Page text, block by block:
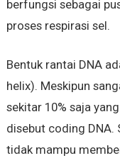
berfungsi sebagai
proses respirasi sel.
Bentuk rantai DNA
helix). Meskipun
sekitar 10% saja
disebut coding DNA.
tidak mampu